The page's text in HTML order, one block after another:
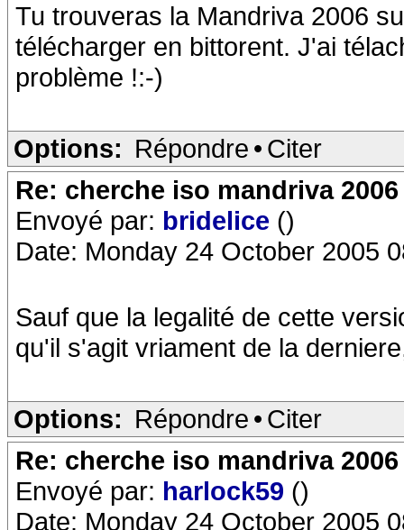
Tu trouveras la Mandriva 2006
télécharger en bittorent. J'ai
problème !:-)
Options: Répondre • Citer
Re: cherche iso mandriva
Envoyé par: bridelice ()
Date: Monday 24 October 2005
Sauf que la legalité de cette
qu'il s'agit vriament de la
Options: Répondre • Citer
Re: cherche iso mandriva
Envoyé par: harlock59 ()
Date: Monday 24 October 2005